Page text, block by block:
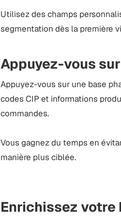
Utilisez des champs
segmentation dès la première
Appuyez-vous
Appuyez-vous sur une base
codes CIP et informations
commandes.
Vous gagnez du temps en
manière plus ciblée.
Enrichissez votre